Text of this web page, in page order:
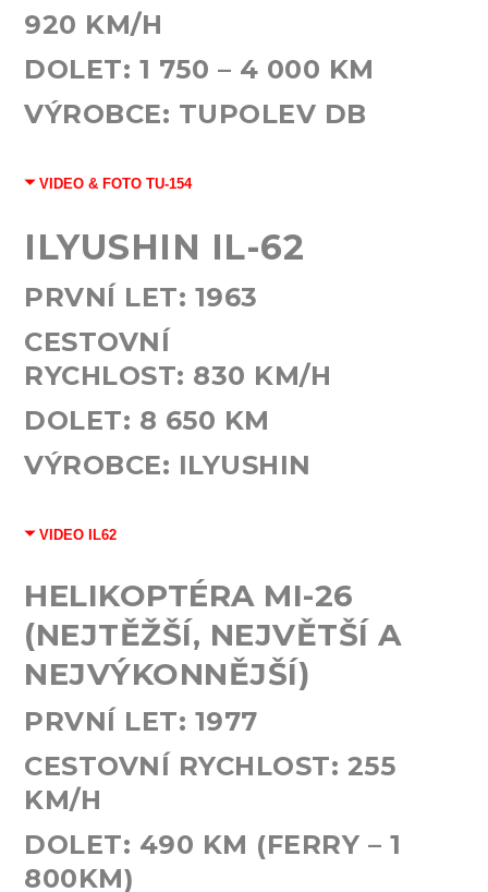
920 KM/H
DOLET: 1 750 – 4 000 KM
VÝROBCE: TUPOLEV DB
VIDEO & FOTO TU-154
ILYUSHIN IL-62
PRVNÍ LET: 1963
CESTOVNÍ
RYCHLOST: 830 KM/H
DOLET: 8 650 KM
VÝROBCE: ILYUSHIN
VIDEO IL62
HELIKOPTÉRA MI-26
(NEJTĚŽŠÍ, NEJVĚTŠÍ A
NEJVÝKONNĚJŠÍ)
PRVNÍ LET: 1977
CESTOVNÍ RYCHLOST: 255
KM/H
DOLET: 490 KM (FERRY – 1
800KM)